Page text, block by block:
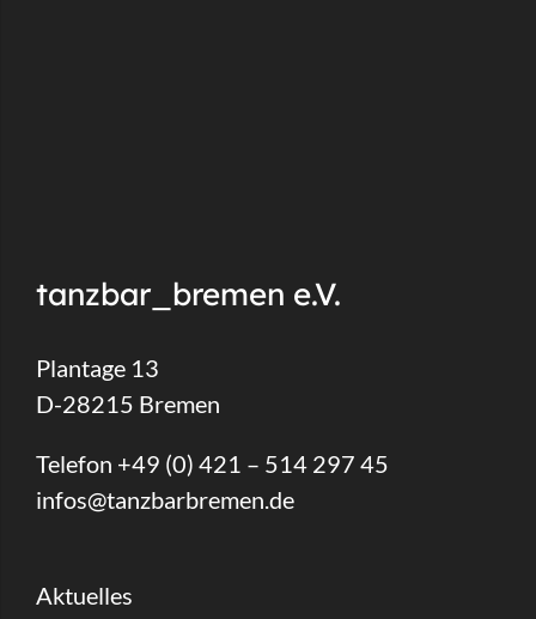
tanzbar_bremen e.V.
Plantage 13
D-28215 Bremen
Telefon +49 (0) 421 – 514 297 45
infos@tanzbarbremen.de
Aktuelles